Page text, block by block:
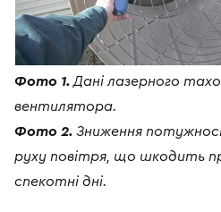
Фото 1. Дані лазерного
вентилятора.
Фото 2. Зниження
руху повітря, що шкодить
спекотні дні.